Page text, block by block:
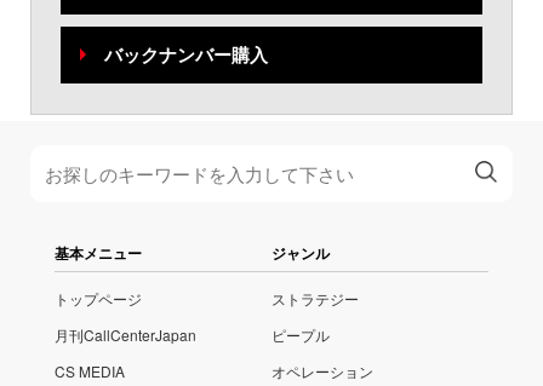
バックナンバー購入
基本メニュー
トップページ
月刊CallCenterJapan
CS MEDIA
ジャンル
ストラテジー
ピープル
オペレーション